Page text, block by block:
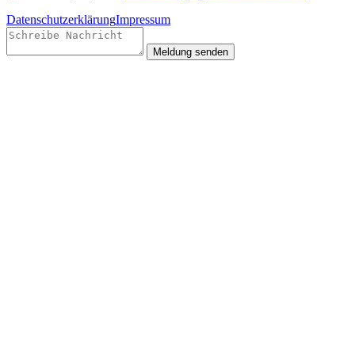
DatenschutzerklärungImpressum